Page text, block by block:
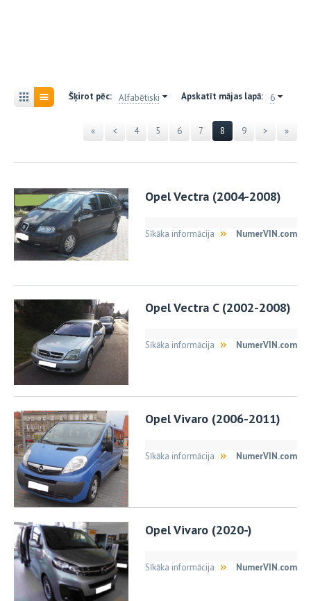
Šķirot pēc: Alfabētiski Apskatīt mājas lapā: 6
« < 4 5 6 7 8 9 > »
Opel Vectra (2004-2008)
NumerVIN.com
Sīkāka informācija
Opel Vectra C (2002-2008)
NumerVIN.com
Sīkāka informācija
Opel Vivaro (2006-2011)
NumerVIN.com
Sīkāka informācija
Opel Vivaro (2020-)
NumerVIN.com
Sīkāka informācija